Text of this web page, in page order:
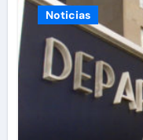
Noticias